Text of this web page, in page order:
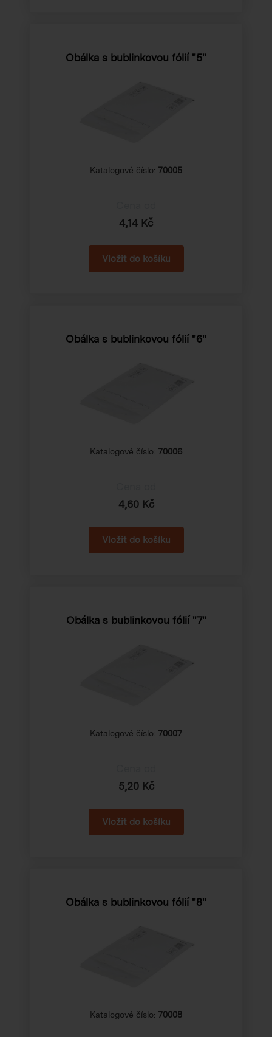
Obálka s bublinkovou fólií "5"
Katalogové číslo: 70005
4,14 Kč
Obálka s bublinkovou fólií "6"
Katalogové číslo: 70006
4,60 Kč
Obálka s bublinkovou fólií "7"
Katalogové číslo: 70007
5,20 Kč
Obálka s bublinkovou fólií "8"
Katalogové číslo: 70008